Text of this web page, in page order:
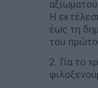
Η
έως τη
του
2. Για το